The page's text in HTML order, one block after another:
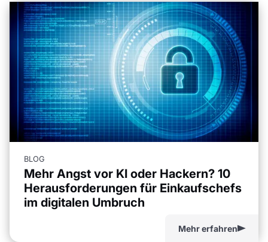
BLOG
Mehr Angst vor KI oder Hackern? 10
Herausforderungen für Einkaufschefs
im digitalen Umbruch
Mehr erfahren